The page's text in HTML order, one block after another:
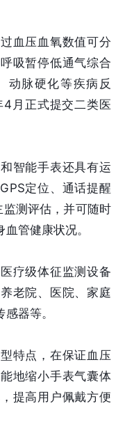
血压血氧数值可分
吸暂停低通气综合
动脉硬化等疾病反
月正式提交二类医
智能手表还具有运
定位、通话提醒
测评估，并可随时
管健康状况。
疗级体征监测设备
老院、医院、家庭
器等。
特点，在保证血压
地缩小手表气囊体
提高用户佩戴方便